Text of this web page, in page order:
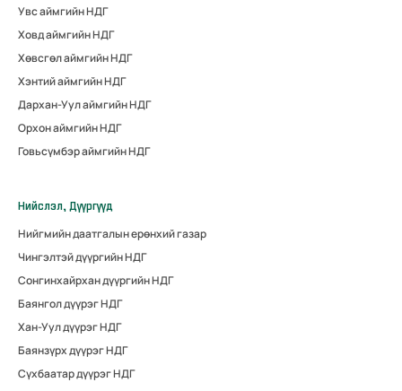
Увс аймгийн НДГ
Ховд аймгийн НДГ
Хөвсгөл аймгийн НДГ
Хэнтий аймгийн НДГ
Дархан-Уул аймгийн НДГ
Орхон аймгийн НДГ
Говьсүмбэр аймгийн НДГ
Нийслэл, Дүүргүүд
Нийгмийн даатгалын ерөнхий газар
Чингэлтэй дүүргийн НДГ
Сонгинхайрхан дүүргийн НДГ
Баянгол дүүрэг НДГ
Хан-Уул дүүрэг НДГ
Баянзүрх дүүрэг НДГ
Сүхбаатар дүүрэг НДГ